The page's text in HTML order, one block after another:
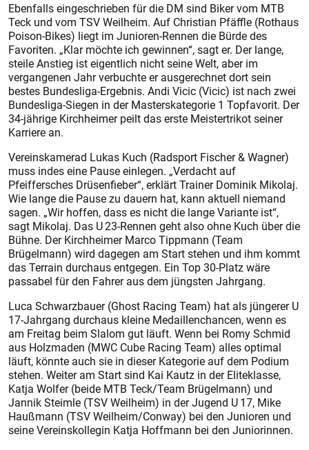
Ebenfalls eingeschrieben für die DM sind Biker vom MTB
Teck und vom TSV Weilheim. Auf Christian Pfäffle (Rothaus
Poison-Bikes) liegt im Junioren-Rennen die Bürde des
Favoriten. „Klar möchte ich gewinnen“, sagt er. Der lange,
steile Anstieg ist eigentlich nicht seine Welt, aber im
vergangenen Jahr verbuchte er ausgerechnet dort sein
bestes Bundesliga-Ergebnis. Andi Vicic (Vicic) ist nach zwei
Bundesliga-Siegen in der Masterskategorie 1 Topfavorit. Der
34-jährige Kirchheimer peilt das erste Meistertrikot seiner
Karriere an.
Vereinskamerad Lukas Kuch (Radsport Fischer & Wagner)
muss indes eine Pause einlegen. „Verdacht auf
Pfeiffersches Drüsenfieber“, erklärt Trainer Dominik Mikolaj.
Wie lange die Pause zu dauern hat, kann aktuell niemand
sagen. „Wir hoffen, dass es nicht die lange Variante ist“,
sagt Mikolaj. Das U 23-Rennen geht also ohne Kuch über die
Bühne. Der Kirchheimer Marco Tippmann (Team
Brügelmann) wird dagegen am Start stehen und ihm kommt
das Terrain durchaus entgegen. Ein Top 30-Platz wäre
passabel für den Fahrer aus dem jüngsten Jahrgang.
Luca Schwarzbauer (Ghost Racing Team) hat als jüngerer U
17-Jahrgang durchaus kleine Medaillenchancen, wenn es
am Freitag beim Slalom gut läuft. Wenn bei Romy Schmid
aus Holzmaden (MWC Cube Racing Team) alles optimal
läuft, könnte auch sie in dieser Kategorie auf dem Podium
stehen. Weiter am Start sind Kai Kautz in der Eliteklasse,
Katja Wolfer (beide MTB Teck/Team Brügelmann) und
Jannik Steimle (TSV Weilheim) in der Jugend U 17, Mike
Haußmann (TSV Weilheim/Conway) bei den Junioren und
seine Vereinskollegin Katja Hoffmann bei den Juniorinnen.